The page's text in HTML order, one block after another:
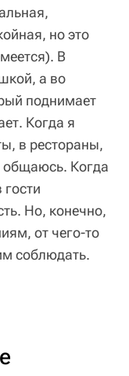
но это
В
а во
поднимает
Когда я
в рестораны,
общаюсь. Когда
Но, конечно,
от чего-то
соблюдать.